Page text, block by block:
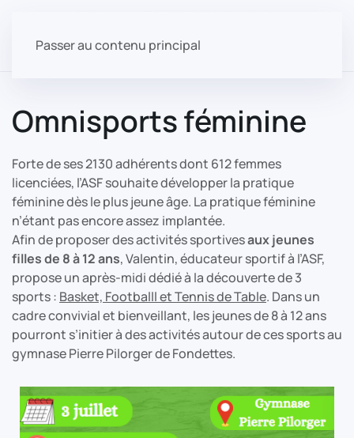
Passer au contenu principal
Omnisports féminine
Forte de ses 2130 adhérents dont 612 femmes
licenciées, l’ASF souhaite développer la pratique
féminine dès le plus jeune âge. La pratique féminine
n’étant pas encore assez implantée.
Afin de proposer des activités sportivesaux jeunes
filles de 8 à 12 ans, Valentin, éducateur sportif à l’ASF,
propose un après-midi dédié à la découverte de 3
sports : Basket, Footballl et Tennis de Table. Dans un
cadre convivial et bienveillant, les jeunes de 8 à 12 ans
pourront s’initier à des activités autour de ces sports au
gymnase Pierre Pilorger de Fondettes.